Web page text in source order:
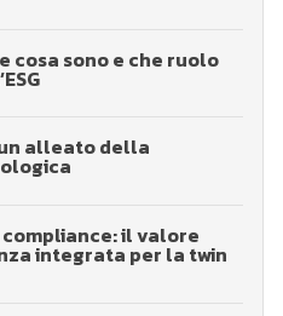
cosa sono e che ruolo
alleato della
compliance: il valore
integrata per la twin